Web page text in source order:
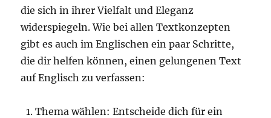
die sich in ihrer Vielfalt und Eleganz
widerspiegeln. Wie bei allen Textkonzepten
gibt es auch im Englischen ein paar Schritte,
die dir helfen können, einen gelungenen Text
auf Englisch zu verfassen:
Thema wählen: Entscheide dich für ein